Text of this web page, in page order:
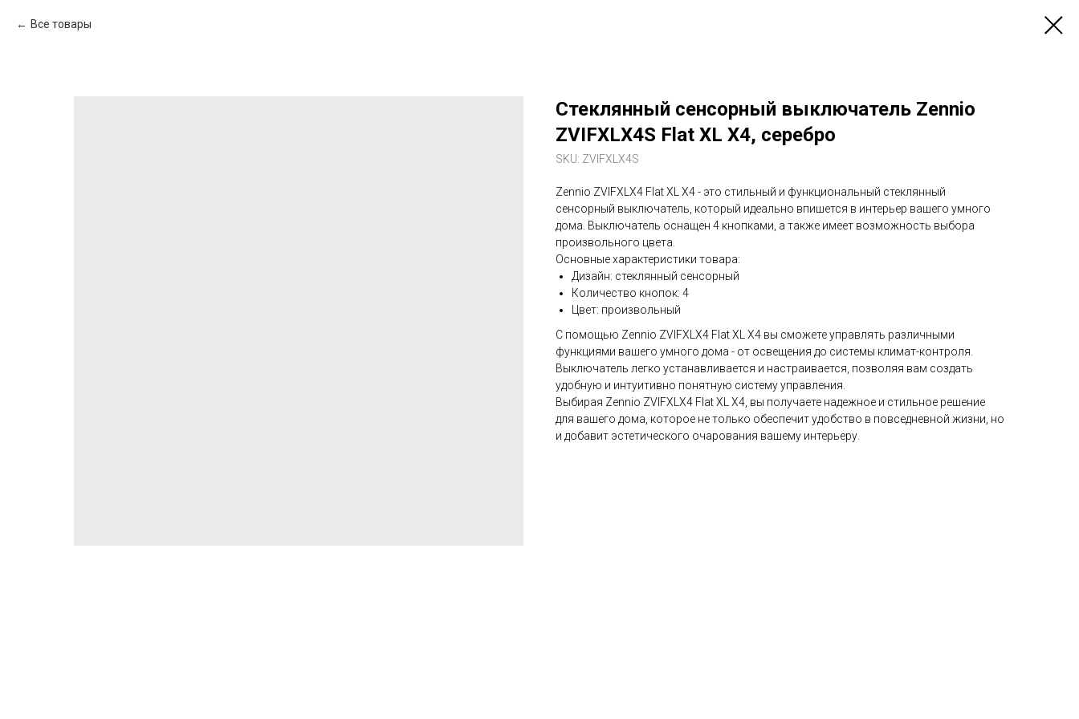
Все товары
Стеклянный сенсорный выключатель Zennio
ZVIFXLX4S Flat XL X4, серебро
SKU: ZVIFXLX4S
Zennio ZVIFXLX4 Flat XL X4 - это стильный и функциональный стеклянный
сенсорный выключатель, который идеально впишется в интерьер вашего умного
дома. Выключатель оснащен 4 кнопками, а также имеет возможность выбора
произвольного цвета.
Основные характеристики товара:
Дизайн: стеклянный сенсорный
Количество кнопок: 4
Цвет: произвольный
С помощью Zennio ZVIFXLX4 Flat XL X4 вы сможете управлять различными
функциями вашего умного дома - от освещения до системы климат-контроля.
Выключатель легко устанавливается и настраивается, позволяя вам создать
удобную и интуитивно понятную систему управления.
Выбирая Zennio ZVIFXLX4 Flat XL X4, вы получаете надежное и стильное решение
для вашего дома, которое не только обеспечит удобство в повседневной жизни, но
и добавит эстетического очарования вашему интерьеру.